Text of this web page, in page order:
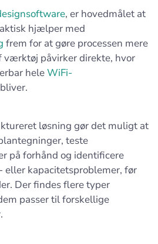
, er hovedmålet at
hjælper med
frem for at gøre processen mere
værktøj påvirker direkte, hvor
heleWiFi-
bliver.
løsning gør det muligt at
teste
på forhånd og identificere
kapacitetsproblemer, før
Der findes flere typer
passer til forskellige